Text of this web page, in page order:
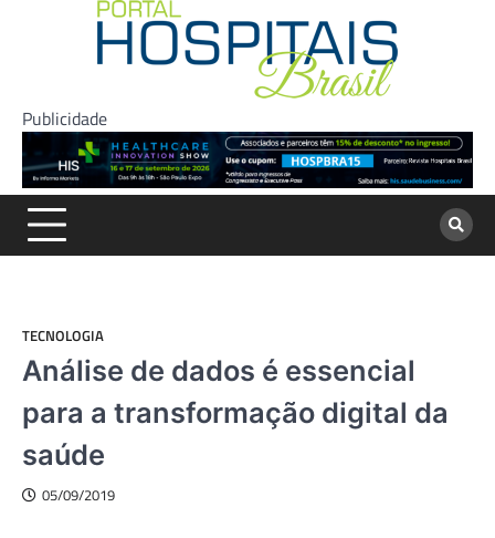
Publicidade
TECNOLOGIA
Análise de dados é essencial
para a transformação digital da
saúde
05/09/2019